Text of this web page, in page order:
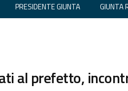
PRESIDENTE GIUNTA GIUNTA
al prefetto,